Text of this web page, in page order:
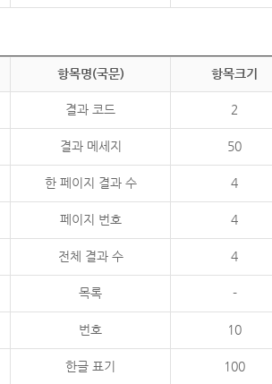
항목명(국문) 항목크기
결과 코드 2
결과 메세지 50
한 페이지 결과 수 4
페이지 번호 4
전체 결과 수 4
목록 -
번호 10
한글 표기 100